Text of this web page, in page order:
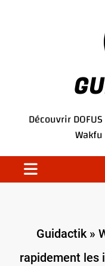
DécouvrirDOFUS
Wakfu
Guidactik»
rapidement les